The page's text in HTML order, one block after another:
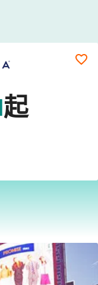
起